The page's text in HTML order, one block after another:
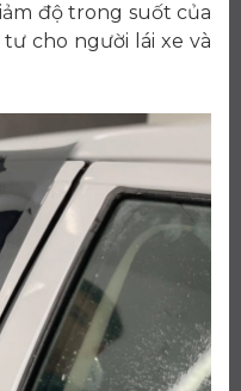
độ trong suốt của
cho người lái xe và